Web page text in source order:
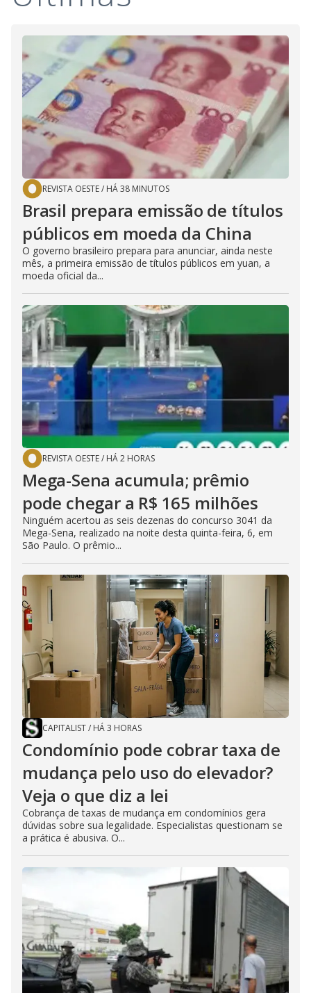
REVISTA OESTE/ HÁ 38 MINUTOS
Brasil prepara emissão de títulos
públicos em moeda da China
O governo brasileiro prepara para anunciar, ainda neste
mês, a primeira emissão de títulos públicos em yuan, a
moeda oficial da...
REVISTA OESTE/ HÁ 2 HORAS
Mega-Sena acumula; prêmio
pode chegar a R$ 165 milhões
Ninguém acertou as seis dezenas do concurso 3041 da
Mega-Sena, realizado na noite desta quinta-feira, 6, em
São Paulo. O prêmio...
CAPITALIST/ HÁ 3 HORAS
Condomínio pode cobrar taxa de
mudança pelo uso do elevador?
Veja o que diz a lei
Cobrança de taxas de mudança em condomínios gera
dúvidas sobre sua legalidade. Especialistas questionam se
a prática é abusiva. O...